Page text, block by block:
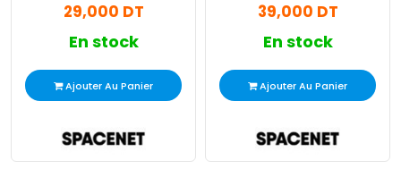
29,000 DT
En stock
Ajouter Au Panier
39,000 DT
En stock
Ajouter Au Panier